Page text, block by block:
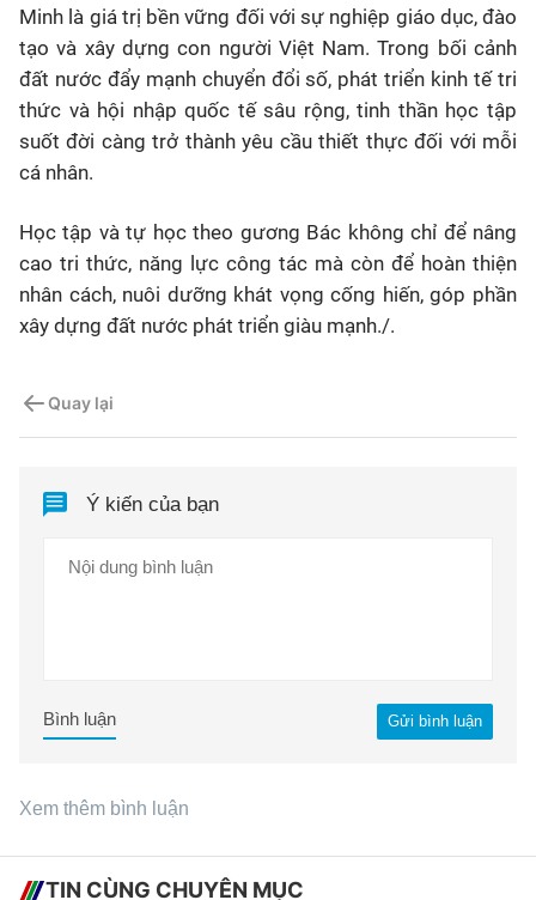
Minh là giá trị bền vững đối với sự nghiệp giáo dục, đào
tạo và xây dựng con người Việt Nam. Trong bối cảnh
đất nước đẩy mạnh chuyển đổi số, phát triển kinh tế tri
thức và hội nhập quốc tế sâu rộng, tinh thần học tập
suốt đời càng trở thành yêu cầu thiết thực đối với mỗi
cá nhân.
Học tập và tự học theo gương Bác không chỉ để nâng
cao tri thức, năng lực công tác mà còn để hoàn thiện
nhân cách, nuôi dưỡng khát vọng cống hiến, góp phần
xây dựng đất nước phát triển giàu mạnh./.
Quay lại
Ý kiến của bạn
Gửi bình luận
Bình luận
Xem thêm bình luận
TIN CÙNG CHUYÊN MỤC